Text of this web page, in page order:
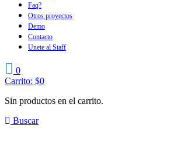
Faq?
Otros proyectos
Demo
Contacto
Unete al Staff
0
Carrito: $0
Sin productos en el carrito.
Buscar